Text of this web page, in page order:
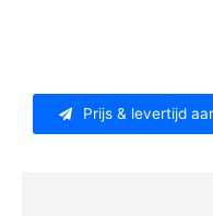
Prijs & levertijd